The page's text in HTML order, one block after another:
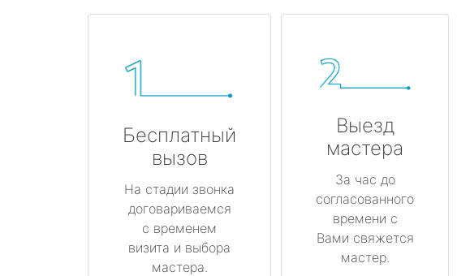
Бесплатный
вызов
На стадии звонка
договариваемся
с временем
визита и выбора
мастера.
Выезд
мастера
За час до
согласованного
времени с
Вами свяжется
мастер.